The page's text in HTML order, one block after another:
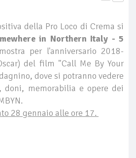
della Pro Loco di Crema si
in Northern Italy - 5
per l'anniversario 2018-
del film "Call Me By Your
dove si potranno vedere
memorabilia e opere dei
28 gennaio alle ore 17.